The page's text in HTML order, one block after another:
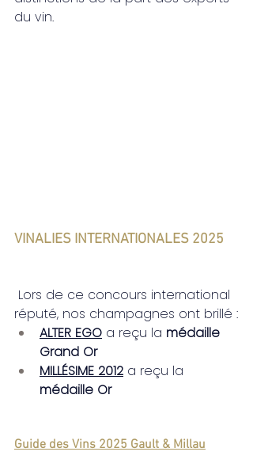
du vin.
VINALIES INTERNATIONALES 2025
réputé, nos champagnes ont brillé :
ALTER EGO a reçu la médaille
Grand Or
MILLÉSIME 2012 a reçu la
médaille Or
Guide des Vins 2025 Gault & Millau